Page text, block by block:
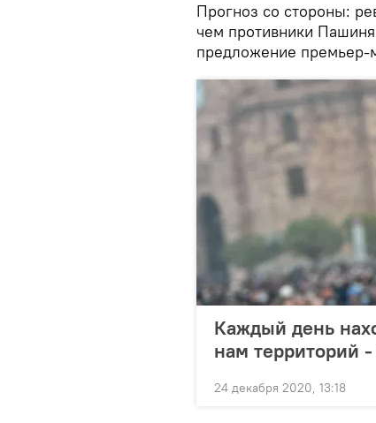
Прогноз со стороны:
чем противники
предложение премьер-
Каждый день
нам территорий
24 декабря 2020, 13:18